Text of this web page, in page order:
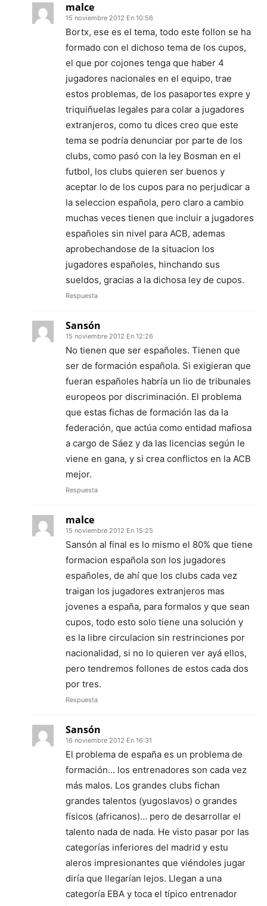
malce
15 noviembre 2012 En 10:56
Bortx, ese es el tema, todo este follon se ha
formado con el dichoso tema de los cupos,
el que por cojones tenga que haber 4
jugadores nacionales en el equipo, trae
estos problemas, de los pasaportes expre y
triquiñuelas legales para colar a jugadores
extranjeros, como tu dices creo que este
tema se podría denunciar por parte de los
clubs, como pasó con la ley Bosman en el
futbol, los clubs quieren ser buenos y
aceptar lo de los cupos para no perjudicar a
la seleccion española, pero claro a cambio
muchas veces tienen que incluir a jugadores
españoles sin nivel para ACB, ademas
aprobechandose de la situacion los
jugadores españoles, hinchando sus
sueldos, gracias a la dichosa ley de cupos.
Respuesta
Sansón
15 noviembre 2012 En 12:26
No tienen que ser españoles. Tienen que
ser de formación española. Si exigieran que
fueran españoles habría un lio de tribunales
europeos por discriminación. El problema
que estas fichas de formación las da la
federación, que actúa como entidad mafiosa
a cargo de Sáez y da las licencias según le
viene en gana, y si crea conflictos en la ACB
mejor.
Respuesta
malce
15 noviembre 2012 En 15:25
Sansón al final es lo mismo el 80% que tiene
formacion española son los jugadores
españoles, de ahí que los clubs cada vez
traigan los jugadores extranjeros mas
jovenes a españa, para formalos y que sean
cupos, todo esto solo tiene una solución y
es la libre circulacion sin restrinciones por
nacionalidad, si no lo quieren ver ayá ellos,
pero tendremos follones de estos cada dos
por tres.
Respuesta
Sansón
16 noviembre 2012 En 16:31
El problema de españa es un problema de
formación… los entrenadores son cada vez
más malos. Los grandes clubs fichan
grandes talentos (yugoslavos) o grandes
físicos (africanos)… pero de desarrollar el
talento nada de nada. He visto pasar por las
categorías inferiores del madrid y estu
aleros impresionantes que viéndoles jugar
diría que llegarían lejos. Llegan a una
categoría EBA y toca el típico entrenador